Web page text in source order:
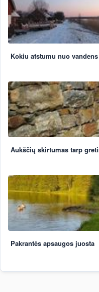
Kokiu atstumu nuo
Aukščių skirtumas tarp
Pakrantės apsaugos juosta